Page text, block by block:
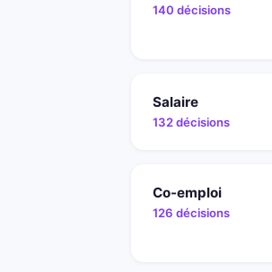
140 décisions
Salaire
132 décisions
Co-emploi
126 décisions